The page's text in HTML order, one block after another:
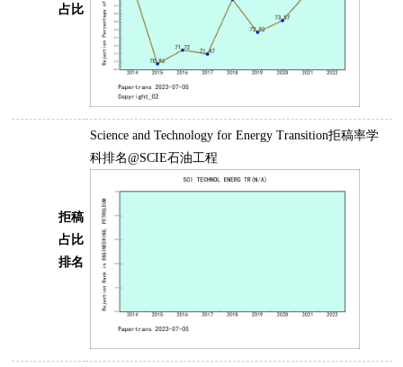
占比
拒稿
占比
排名
Science and Technology for Energy Transition拒稿率学
科排名@SCIE石油工程